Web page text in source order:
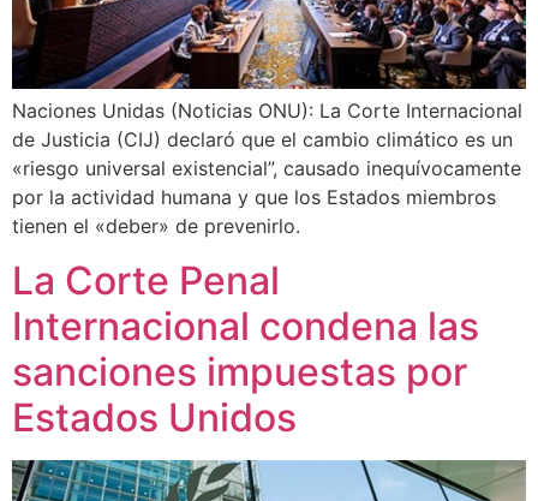
Naciones Unidas (Noticias ONU): La Corte Internacional
de Justicia (CIJ) declaró que el cambio climático es un
«riesgo universal existencial”, causado inequívocamente
por la actividad humana y que los Estados miembros
tienen el «deber» de prevenirlo.
La Corte Penal
Internacional condena las
sanciones impuestas por
Estados Unidos